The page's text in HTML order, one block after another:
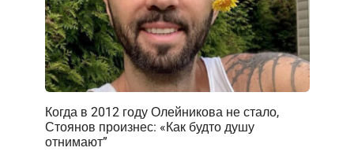
Когда в 2012 году Олейникова не стало,
Стоянов произнес: «Как будто душу
отнимают”